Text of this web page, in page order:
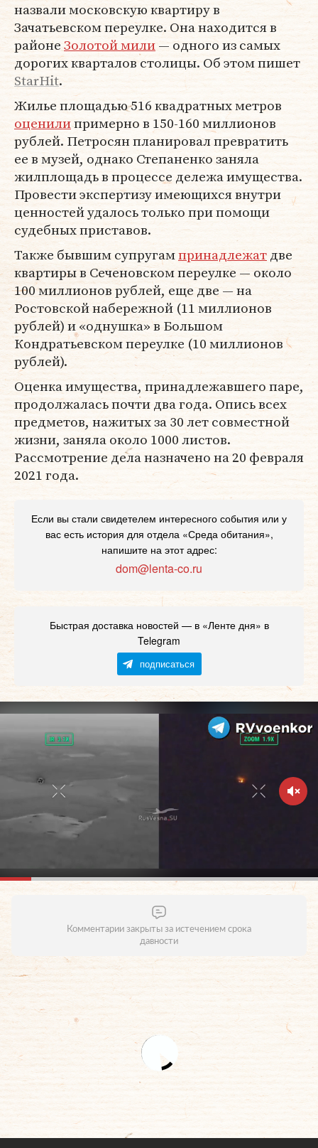
назвали московскую квартиру в
Зачатьевском переулке. Она находится в
районеЗолотой мили— одного из самых
дорогих кварталов столицы. Об этом пишет
StarHit.
Жилье площадью 516 квадратных метров
оценилипримерно в 150-160 миллионов
рублей. Петросян планировал превратить
ее в музей, однако Степаненко заняла
жилплощадь в процессе дележа имущества.
Провести экспертизу имеющихся внутри
ценностей удалось только при помощи
судебных приставов.
Также бывшим супругампринадлежатдве
квартиры в Сеченовском переулке — около
100 миллионов рублей, еще две — на
Ростовской набережной (11 миллионов
рублей) и «однушка» в Большом
Кондратьевском переулке (10 миллионов
рублей).
Оценка имущества, принадлежавшего паре,
продолжалась почти два года. Опись всех
предметов, нажитых за 30 лет совместной
жизни, заняла около 1000 листов.
Рассмотрение дела назначено на 20 февраля
2021 года.
Если вы стали свидетелем интересного события или у
вас есть история для отдела «Среда обитания»,
напишите на этот адрес:
dom@lenta-co.ru
Быстрая доставка новостей — в «Ленте дня» в
Telegram
подписаться
Комментарии закрыты за истечением срока
давности